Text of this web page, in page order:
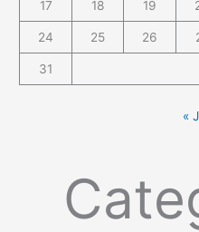
17 18 19
24 25 26
31
«